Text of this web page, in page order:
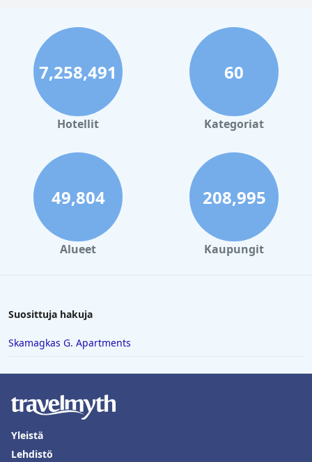
7,258,491
Hotellit
60
Kategoriat
49,804
Alueet
208,995
Kaupungit
Suosittuja hakuja
Skamagkas G. Apartments
Yleistä
Lehdistö